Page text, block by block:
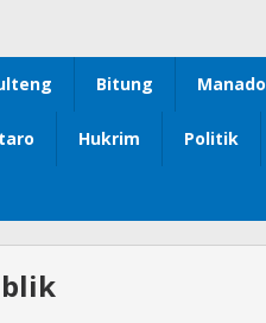
Bitung Manado
Hukrim Politik